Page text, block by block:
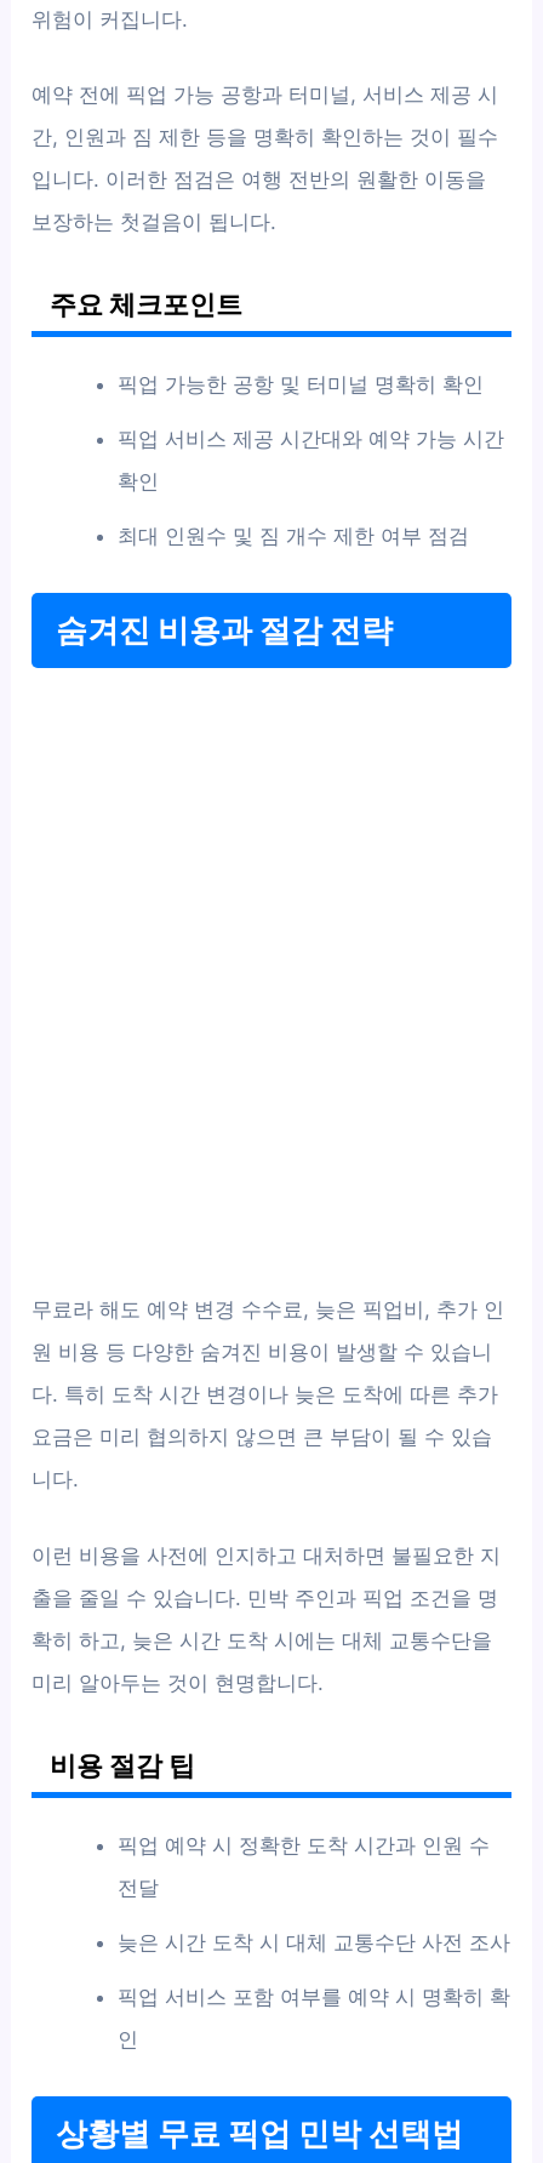
위험이 커집니다.
예약 전에 픽업 가능 공항과 터미널, 서비스 제공 시
간, 인원과 짐 제한 등을 명확히 확인하는 것이 필수
입니다. 이러한 점검은 여행 전반의 원활한 이동을
보장하는 첫걸음이 됩니다.
주요 체크포인트
픽업 가능한 공항 및 터미널 명확히 확인
픽업 서비스 제공 시간대와 예약 가능 시간
확인
최대 인원수 및 짐 개수 제한 여부 점검
숨겨진 비용과 절감 전략
무료라 해도 예약 변경 수수료, 늦은 픽업비, 추가 인
원 비용 등 다양한 숨겨진 비용이 발생할 수 있습니
다. 특히 도착 시간 변경이나 늦은 도착에 따른 추가
요금은 미리 협의하지 않으면 큰 부담이 될 수 있습
니다.
이런 비용을 사전에 인지하고 대처하면 불필요한 지
출을 줄일 수 있습니다. 민박 주인과 픽업 조건을 명
확히 하고, 늦은 시간 도착 시에는 대체 교통수단을
미리 알아두는 것이 현명합니다.
비용 절감 팁
픽업 예약 시 정확한 도착 시간과 인원 수
전달
늦은 시간 도착 시 대체 교통수단 사전 조사
픽업 서비스 포함 여부를 예약 시 명확히 확
인
상황별 무료 픽업 민박 선택법